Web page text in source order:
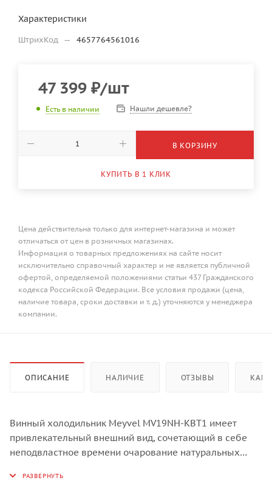
Характеристики
ШтрихКод — 4657764561016
47 399 ₽/шт
Есть в наличии Нашли дешевле?
В КОРЗИНУ
КУПИТЬ В 1 КЛИК
Цена действительна только для интернет-магазина и может
отличаться от цен в розничных магазинах.
Информация о товарных предложениях на сайте носит
исключительно справочный характер и не является публичной
офертой, определяемой положениями статьи 437 Гражданского
кодекса Российской Федерации. Все условия продажи (цена,
наличие товара, сроки доставки и т. д.) уточняются у менеджера
компании.
ОПИСАНИЕ НАЛИЧИЕ ОТЗЫВЫ КАК
Винный холодильник Meyvel MV19NH-KBT1 имеет
привлекательный внешний вид, сочетающий в себе
неподвластное времени очарование натуральных
сохранения продуктов. Этот винный шкаф оснащен